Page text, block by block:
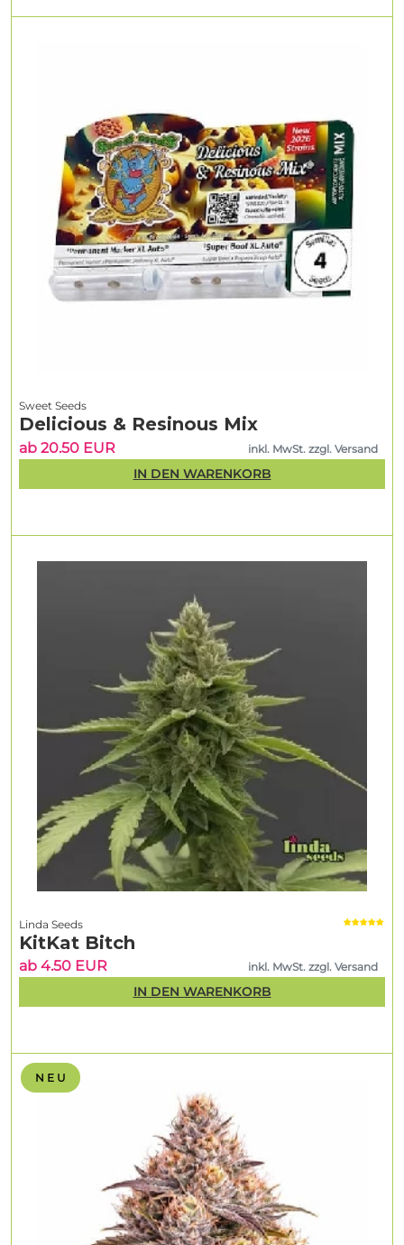
N E U
Linda Seeds
KitKat Bitch
ab 4.50 EUR inkl. MwSt. zzgl. Versand
IN DEN WARENKORB
Sweet Seeds
Delicious & Resinous Mix
ab 20.50 EUR inkl. MwSt. zzgl. Versand
IN DEN WARENKORB